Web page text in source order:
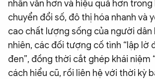
nhân văn hơn và hiệu quả hơn trong
chuyển đổi số, đô thị hóa nhanh và
cao chất lượng sống của người dân
nhiên, các đối tượng cố tình “lập lờ
đen”, đồng thời cắt ghép khái niệm
cách hiểu cũ, rồi liên hệ với thời kỳ